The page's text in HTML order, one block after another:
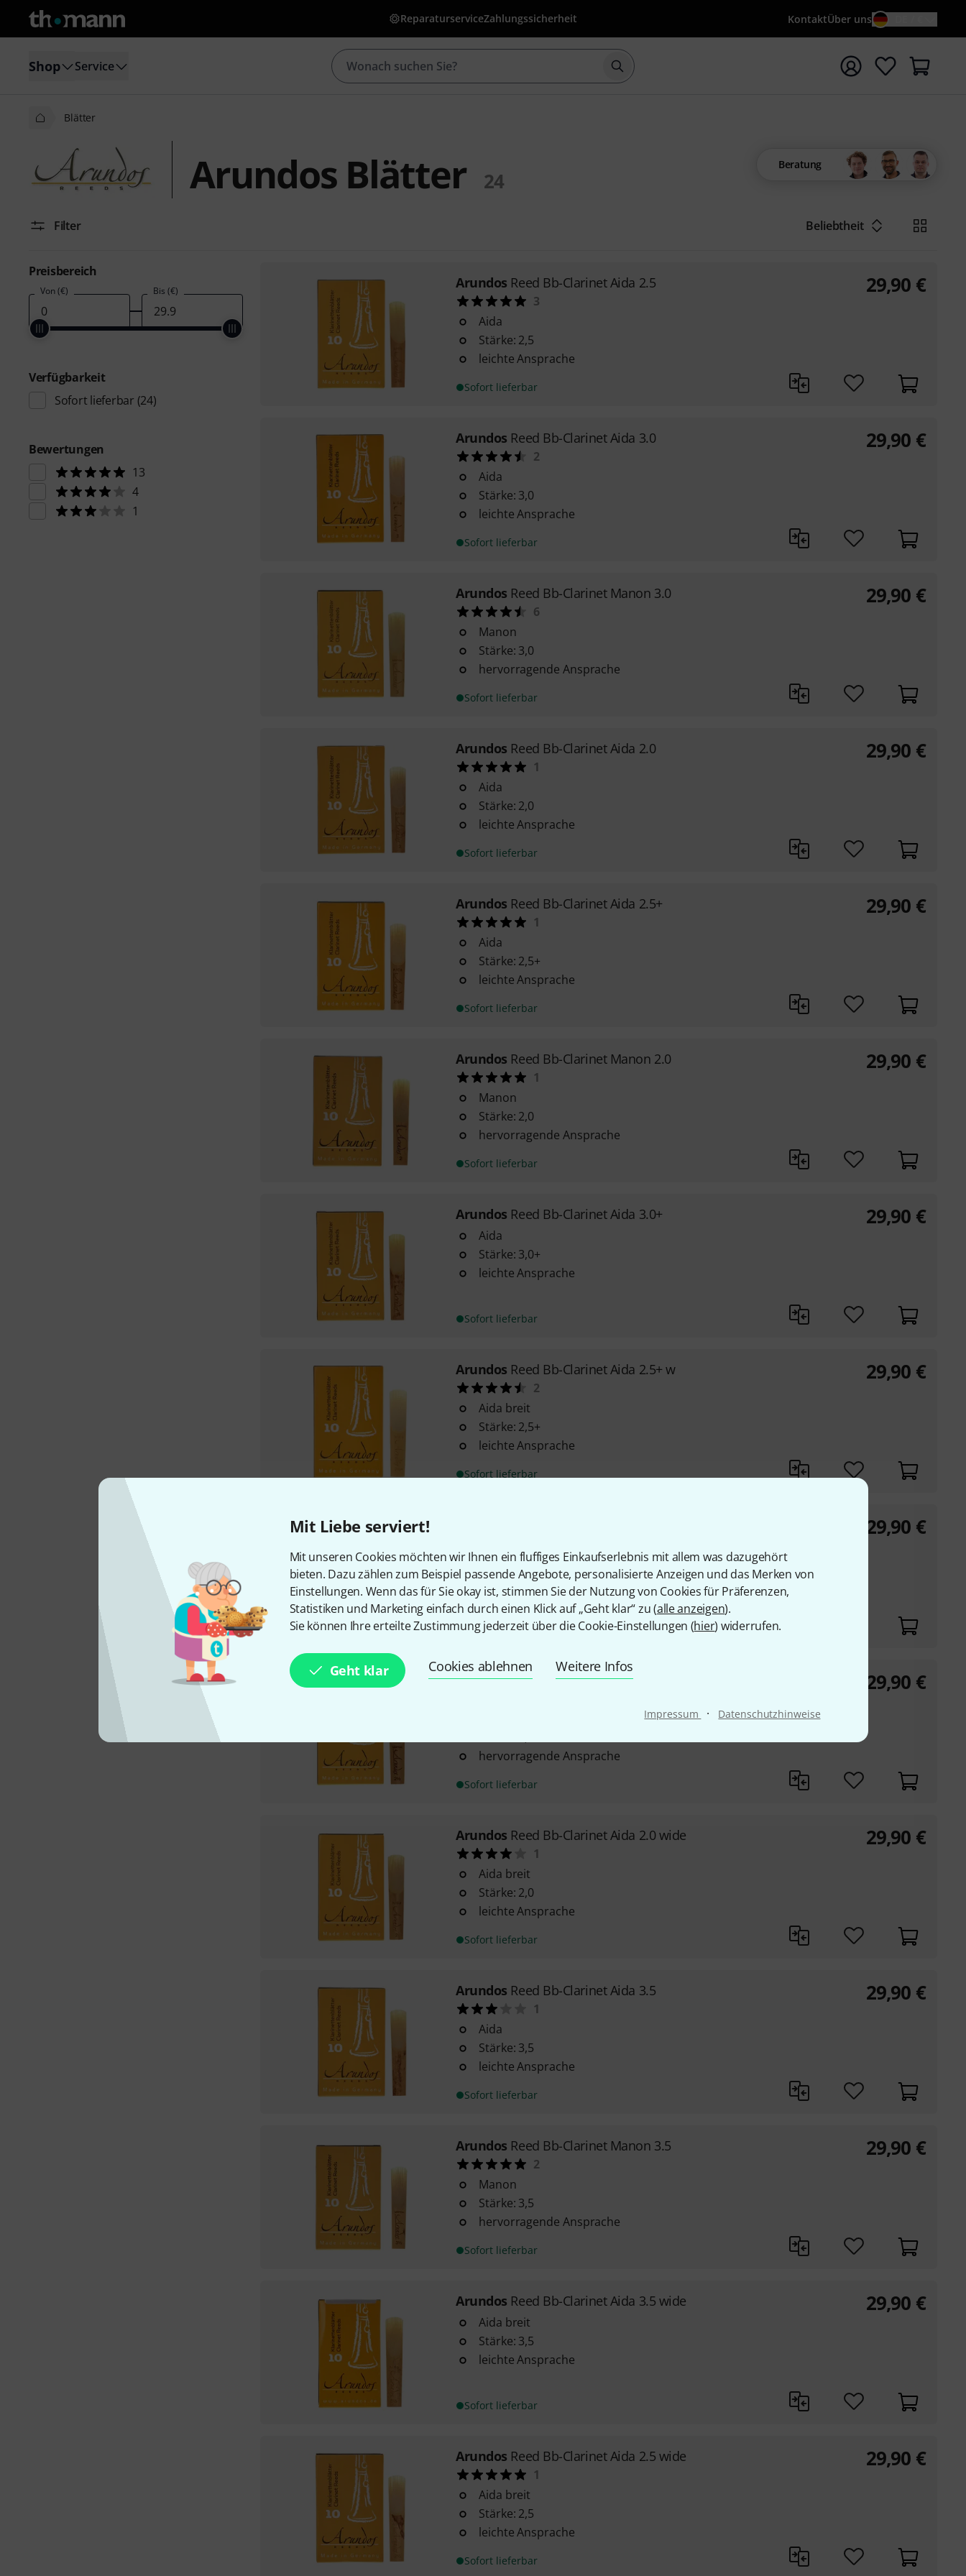
Mit Liebe serviert!
Mit unseren Cookies möchten wir Ihnen ein fluffiges Einkaufserlebnis mit allem was dazugehört
bieten. Dazu zählen zum Beispiel passende Angebote, personalisierte Anzeigen und das Merken von
Einstellungen. Wenn das für Sie okay ist, stimmen Sie der Nutzung von Cookies für Präferenzen,
Statistiken und Marketing einfach durch einen Klick auf „Geht klar“ zu (alle anzeigen).
Sie können Ihre erteilte Zustimmung jederzeit über die Cookie-Einstellungen (hier) widerrufen.
Geht klar Cookies ablehnen Weitere Infos
Impressum · Datenschutzhinweise
ReparaturserviceZahlungssicherheit KontaktÜber uns
Shop Service Suche mit Suchwort {searchTerm} starten
Blätter
Arundos Blätter 24
Beratung
Filter Beliebtheit
Preisbereich
Von (€) Bis (€)
Verfügbarkeit
Sofort lieferbar (24)
Bewertungen
13
4
1
Arundos Reed Bb-Clarinet Aida 2.5
3
Aida
Stärke: 2,5
leichte Ansprache
Sofort lieferbar
29,90 €
Arundos Reed Bb-Clarinet Aida 3.0
2
Aida
Stärke: 3,0
leichte Ansprache
Sofort lieferbar
29,90 €
Arundos Reed Bb-Clarinet Manon 3.0
6
Manon
Stärke: 3,0
hervorragende Ansprache
Sofort lieferbar
29,90 €
Arundos Reed Bb-Clarinet Aida 2.0
1
Aida
Stärke: 2,0
leichte Ansprache
Sofort lieferbar
29,90 €
Arundos Reed Bb-Clarinet Aida 2.5+
1
Aida
Stärke: 2,5+
leichte Ansprache
Sofort lieferbar
29,90 €
Arundos Reed Bb-Clarinet Manon 2.0
1
Manon
Stärke: 2,0
hervorragende Ansprache
Sofort lieferbar
29,90 €
Arundos Reed Bb-Clarinet Aida 3.0+
Aida
Stärke: 3,0+
leichte Ansprache
Sofort lieferbar
29,90 €
Arundos Reed Bb-Clarinet Aida 2.5+ w
2
Aida breit
Stärke: 2,5+
leichte Ansprache
Sofort lieferbar
29,90 €
Manon
Stärke: 3,0+
hervorragende Ansprache
Sofort lieferbar
29,90 €
ArundosReed Bb-Clarinet Manon 2.5
hervorragende Ansprache
Sofort lieferbar
29,90 €
Arundos Reed Bb-Clarinet Aida 2.0 wide
1
Aida breit
Stärke: 2,0
leichte Ansprache
Sofort lieferbar
29,90 €
Arundos Reed Bb-Clarinet Aida 3.5
1
Aida
Stärke: 3,5
leichte Ansprache
Sofort lieferbar
29,90 €
Arundos Reed Bb-Clarinet Manon 3.5
2
Manon
Stärke: 3,5
hervorragende Ansprache
Sofort lieferbar
29,90 €
Arundos Reed Bb-Clarinet Aida 3.5 wide
Aida breit
Stärke: 3,5
leichte Ansprache
Sofort lieferbar
29,90 €
Arundos Reed Bb-Clarinet Aida 2.5 wide
1
Aida breit
Stärke: 2,5
leichte Ansprache
Sofort lieferbar
29,90 €